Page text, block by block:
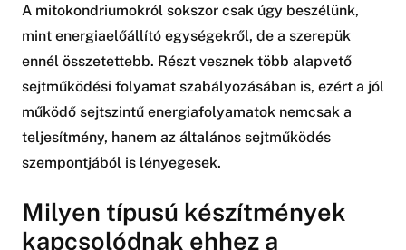
A mitokondriumokról sokszor csak úgy beszélünk,
mint energiaelőállító egységekről, de a szerepük
ennél összetettebb. Részt vesznek több alapvető
sejtműködési folyamat szabályozásában is, ezért a jól
működő sejtszintű energiafolyamatok nemcsak a
teljesítmény, hanem az általános sejtműködés
szempontjából is lényegesek.
Milyen típusú készítmények
kapcsolódnak ehhez a